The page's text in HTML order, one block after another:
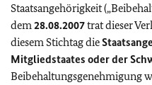
Staatsangehörigkeit
dem 28.08.2007trat dieser
diesem Stichtag die
Mitgliedstaates oder der
Beibehaltungsgenehmigung